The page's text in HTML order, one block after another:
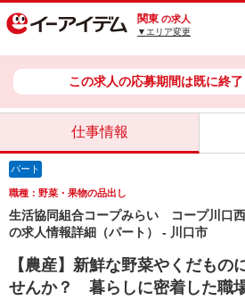
関東 の求人
▼エリア変更
この求人の応募期間は既に終了
仕事情報
パート
職種：野菜・果物の品出し
生活協同組合コープみらい コープ川口
の求人情報詳細（パート） - 川口市
【農産】新鮮な野菜やくだもの
せんか？ 暮らしに密着した職